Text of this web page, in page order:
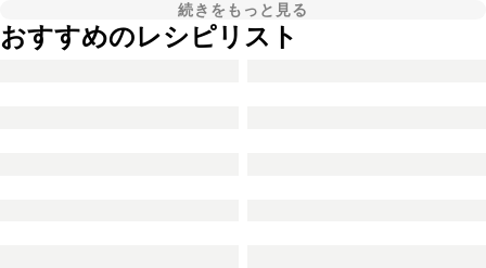
続きをもっと見る
おすすめのレシピリスト